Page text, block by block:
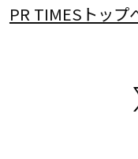
PR TIMESトップ